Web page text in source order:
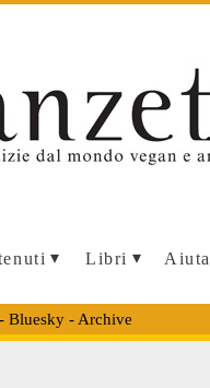
Libri
- Bluesky- Archive